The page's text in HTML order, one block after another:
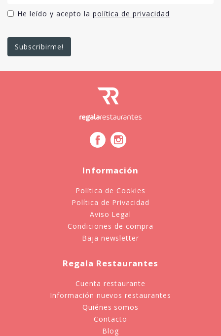
He leído y acepto la política de privacidad
Información
Política de Cookies
Política de Privacidad
Aviso Legal
Condiciones de compra
Baja newsletter
Regala Restaurantes
Cuenta restaurante
Información nuevos restaurantes
Quiénes somos
Contacto
Blog